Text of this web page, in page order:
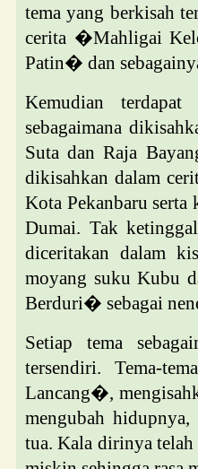
tema yang berkisah
cerita �Mahligai
Patin� dan
Kemudian
sebagaimana
Suta dan Raja
dikisahkan dalam
Kota Pekanbaru
Dumai. Tak
diceritakan dalam
moyang suku Kubu
Berduri� sebagai
Setiap tema
tersendiri. Tema-
Lancang�,
mengubah
tua. Kala dirinya